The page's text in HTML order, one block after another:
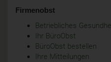
Firmenobst
Betriebliches
Ihr BüroObst
BüroObst bestellen
Ihre Mitteilungen